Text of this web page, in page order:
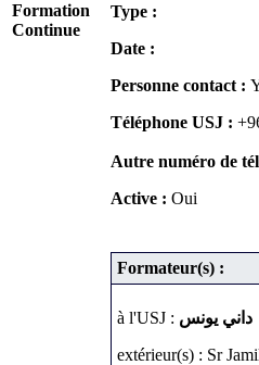
Formation
Continue
Type :
Date :
Personne contact :
Téléphone USJ :
Autre numéro de
Active : Oui
Formateur(s) :
à l'USJ : داني يونس
extérieur(s) : Sr